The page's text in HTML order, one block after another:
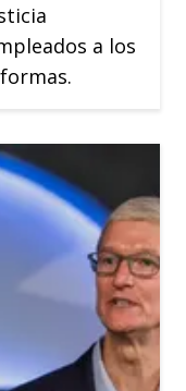
a los